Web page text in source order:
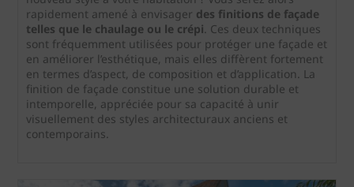
rapidement amené à envisager des finitions de façade
telles que le chaulage ou le crépi. Ces deux techniques
sont fréquemment utilisées pour protéger une façade et
en améliorer l’esthétique, mais elles diffèrent fortement
en termes d’aspect, de composition et d’application. La
finition de façade constitue une solution durable et
intemporelle, appréciée pour sa capacité à unir
visuellement des styles architecturaux anciens et
contemporains.